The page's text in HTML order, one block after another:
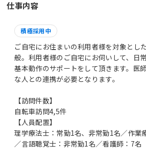
仕事内容
積極採用中
ご自宅にお住まいの利用者様を対象とし
般。利用者様のご自宅にお伺いして、日
基本動作のサポートをして頂きます。医
な人との連携が必要となります。
【訪問件数】
自転車訪問4,5件
【人員配置】
理学療法士：常勤1名、非常勤1名／作業
／言語聴覚士：非常勤1名／看護師：7名